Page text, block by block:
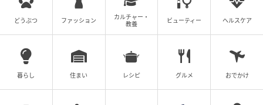
どうぶつ ファッション
カルチャー・
教養
ビューティー ヘルスケア
暮らし 住まい レシピ グルメ おでかけ